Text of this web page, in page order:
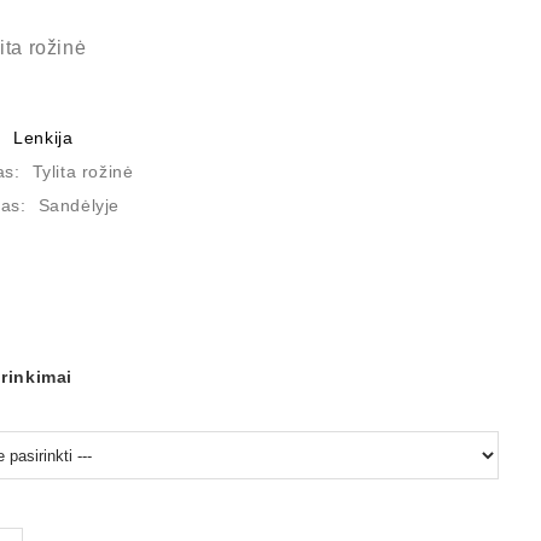
rožinė
Lenkija
Tylita rožinė
Sandėlyje